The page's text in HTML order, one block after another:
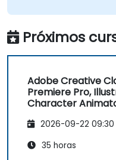
Próximos
Adobe Creative
Premiere Pro,
Character
2026-09-22 09:30
35 horas